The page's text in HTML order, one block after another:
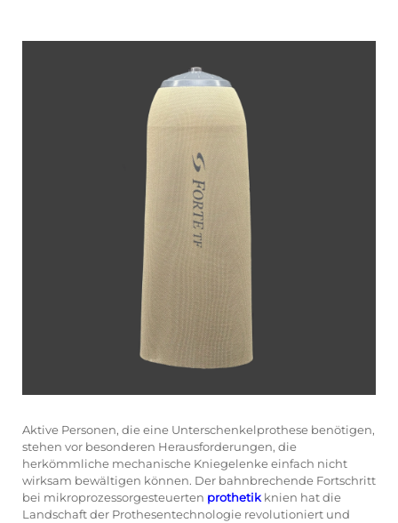
Aktive Personen, die eine Unterschenkelprothese benötigen,
stehen vor besonderen Herausforderungen, die
herkömmliche mechanische Kniegelenke einfach nicht
wirksam bewältigen können. Der bahnbrechende Fortschritt
bei mikroprozessorgesteuerten prothetik knien hat die
Landschaft der Prothesentechnologie revolutioniert und